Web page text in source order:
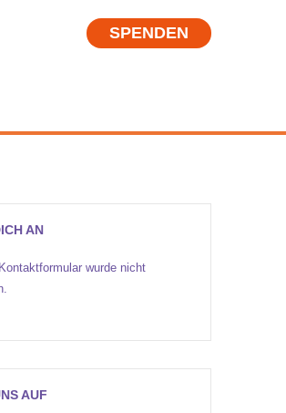
SPENDEN
AN
Kontaktformular wurde nicht
AUF